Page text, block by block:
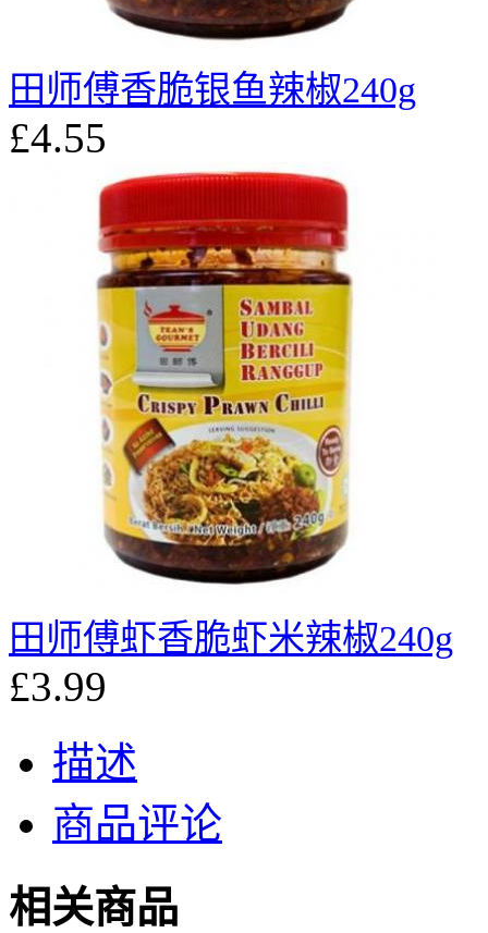
田师傅香脆银鱼辣椒240g
£4.55
田师傅虾香脆虾米辣椒240g
£3.99
描述
商品评论
相关商品